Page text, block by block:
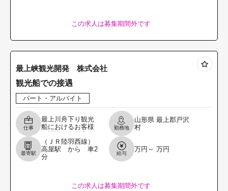
この求人は募集期間外です
最上峡観光開発 株式会社
観光船での接遇
パート・アルバイト
仕事
最上川舟下り観光
船におけるお客様
内、ガイド業務に
従事していただき
ます。 裏面「求人
勤務地
山形県 最上郡戸沢
村
最寄駅
（ＪＲ陸羽西線）
高屋駅 から 車2
分
給与
万円～ 万円
この求人は募集期間外です